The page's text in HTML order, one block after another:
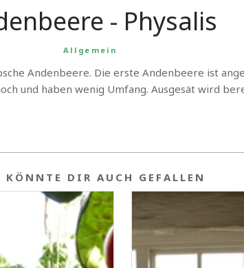
- Physalis
Allgemein
Andenbeere. Die erste Andenbeere ist
und haben wenig Umfang. Ausgesät wird
KÖNNTE DIR AUCH GEFALLEN